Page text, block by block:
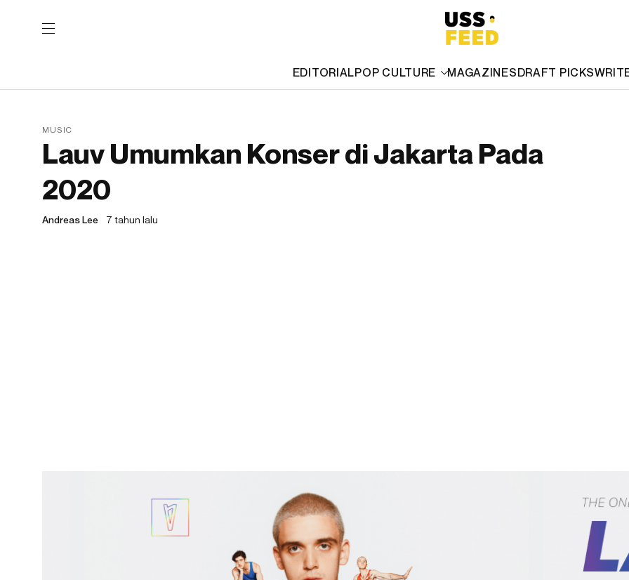
EDITORIALPOP CULTURE MAGAZINESDRAFT PICKS
MUSIC
Lauv Umumkan Konser di Jakarta Pada
2020
Andreas Lee 7 tahun lalu